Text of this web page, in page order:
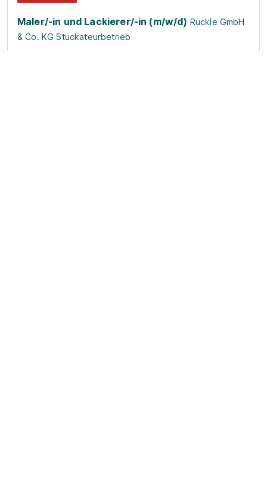
Maler/-in und Lackierer/-in (m/w/d) Rückle GmbH
& Co. KG Stuckateurbetrieb